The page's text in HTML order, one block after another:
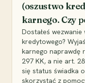
(oszustwo
karnego. Czy
Dostałeś
kredytowego?
karnego naprawdę
297 KK, a nie art.
się status świadka
skorzystać z